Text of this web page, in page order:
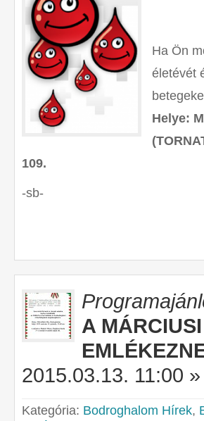
Ha Ön
életévét
Helye:
109.
-sb-
A
2015.03.13. 11:00
Kategória: Bodroghalom Hírek,